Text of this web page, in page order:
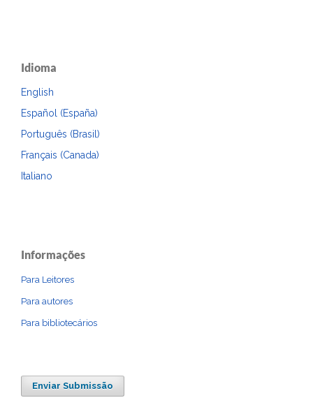
Idioma
English
Español (España)
Português (Brasil)
Français (Canada)
Italiano
Informações
Para Leitores
Para autores
Para bibliotecários
Enviar Submissão